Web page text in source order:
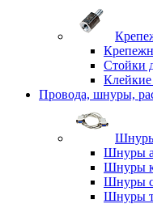
Стойки
Провода, шнуры,
Шнуры
Шнуры
Шнуры
Шнуры